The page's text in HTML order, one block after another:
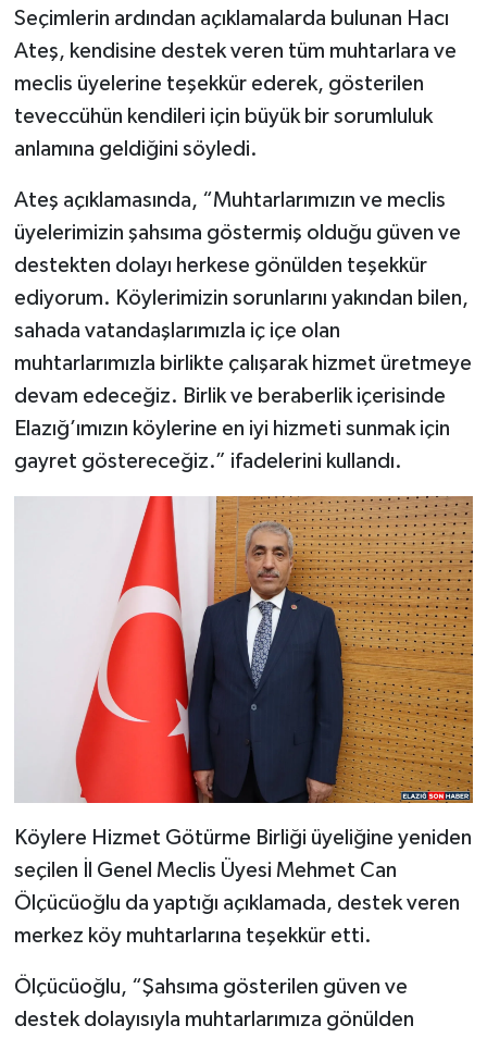
Seçimlerin ardından açıklamalarda bulunan Hacı
Ateş, kendisine destek veren tüm muhtarlara ve
meclis üyelerine teşekkür ederek, gösterilen
teveccühün kendileri için büyük bir sorumluluk
anlamına geldiğini söyledi.
Ateş açıklamasında, “Muhtarlarımızın ve meclis
üyelerimizin şahsıma göstermiş olduğu güven ve
destekten dolayı herkese gönülden teşekkür
ediyorum. Köylerimizin sorunlarını yakından bilen,
sahada vatandaşlarımızla iç içe olan
muhtarlarımızla birlikte çalışarak hizmet üretmeye
devam edeceğiz. Birlik ve beraberlik içerisinde
Elazığ’ımızın köylerine en iyi hizmeti sunmak için
gayret göstereceğiz.” ifadelerini kullandı.
Köylere Hizmet Götürme Birliği üyeliğine yeniden
seçilen İl Genel Meclis Üyesi Mehmet Can
Ölçücüoğlu da yaptığı açıklamada, destek veren
merkez köy muhtarlarına teşekkür etti.
Ölçücüoğlu, “Şahsıma gösterilen güven ve
destek dolayısıyla muhtarlarımıza gönülden